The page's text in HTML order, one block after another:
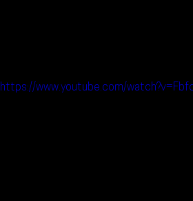
https://www.youtube.com/